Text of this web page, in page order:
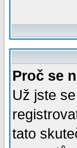
Proč se
Už jste
tato